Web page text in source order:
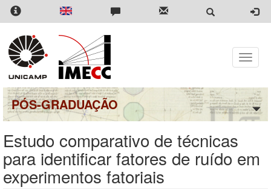
Pular
para
conteúdo
principal
Toggle
PÓS-GRADUAÇÃO
Estudo comparativo de técnicas
para identificar fatores de ruído em
experimentos fatoriais